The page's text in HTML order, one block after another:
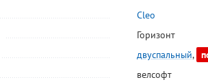
Cleo
Горизонт
двуспальный,
велсофт